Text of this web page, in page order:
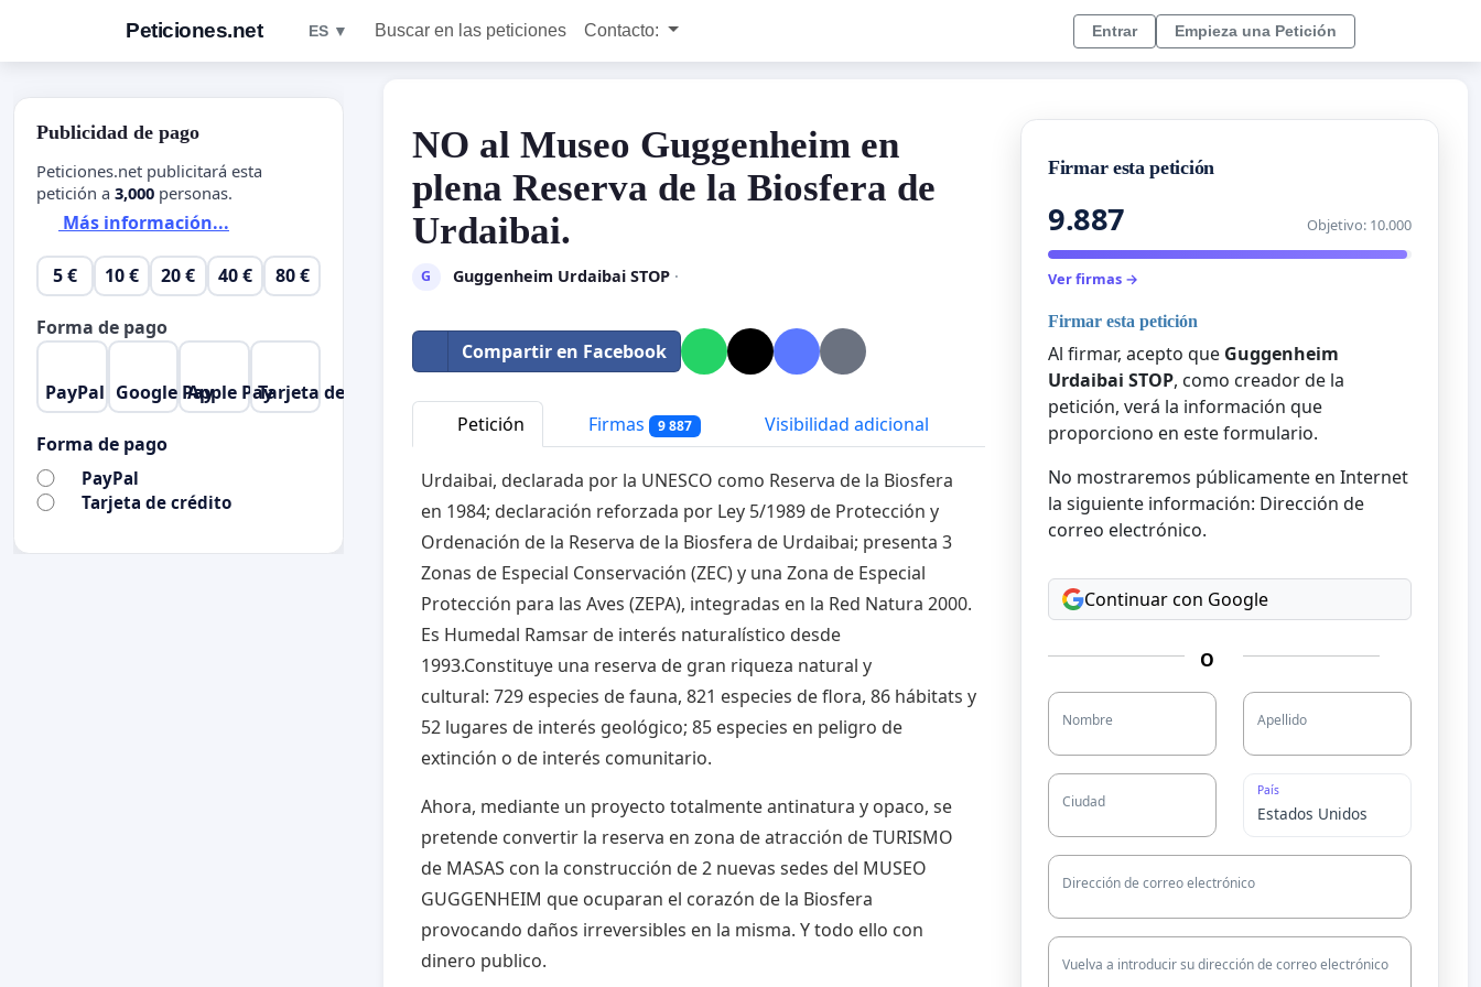
Peticiones.net ES ▼ Buscar en las peticiones Contacto: Entrar Empieza una Petición
NO al Museo Guggenheim en
plena Reserva de la Biosfera de
Urdaibai.
G Guggenheim Urdaibai STOP·
Compartir en Facebook
Petición Firmas 9 887 Visibilidad adicional
Urdaibai, declarada por la UNESCO como Reserva de la Biosfera
en 1984; declaración reforzada por Ley 5/1989 de Protección y
Ordenación de la Reserva de la Biosfera de Urdaibai; presenta 3
Zonas de Especial Conservación (ZEC) y una Zona de Especial
Protección para las Aves (ZEPA), integradas en la Red Natura 2000.
Es Humedal Ramsar de interés naturalístico desde
1993.Constituye una reserva de gran riqueza natural y
cultural: 729 especies de fauna, 821 especies de flora, 86 hábitats y
52 lugares de interés geológico; 85 especies en peligro de
extinción o de interés comunitario.
Ahora, mediante un proyecto totalmente antinatura y opaco, se
pretende convertir la reserva en zona de atracción de TURISMO
de MASAS con la construcción de 2 nuevas sedes del MUSEO
GUGGENHEIM que ocuparan el corazón de la Biosfera
provocando daños irreversibles en la misma. Y todo ello con
dinero publico.
Firmar esta petición
9.887 Objetivo: 10.000
Ver firmas →
Firmar esta petición
Al firmar, acepto que Guggenheim
Urdaibai STOP, como creador de la
petición, verá la información que
proporciono en este formulario.
No mostraremos públicamente en Internet
la siguiente información: Dirección de
correo electrónico.
Continuar con Google
O
Nombre Apellido
Ciudad
País
Dirección de correo electrónico
Vuelva a introducir su dirección de correo electrónico
Publicidad de pago
Peticiones.net publicitará esta
petición a 3,000 personas.
Más información...
5 € 10 € 20 € 40 € 80 €
Forma de pago
PayPal Google PayApple PayTarjeta de crédito
Forma de pago
PayPal
Tarjeta de crédito